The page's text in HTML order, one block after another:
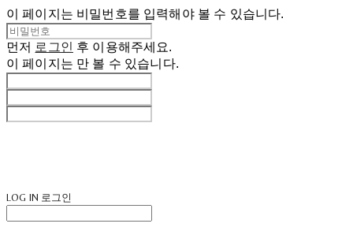
이 페이지는 비밀번호를 입력해야 볼 수 있습니다.
먼저 로그인 후 이용해주세요.
이 페이지는 만 볼 수 있습니다.
LOG IN 로그인